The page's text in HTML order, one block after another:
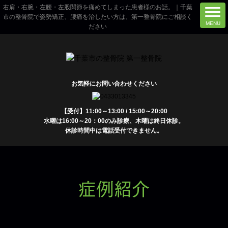
右肩・右腕・左腰・左股関節を痛めてしまった患者様のお話。｜千葉
市の整骨院で姿勢矯正、腰痛を治したい方は、第一整骨院にご相談く
ださい
お気軽にお問い合わせください
【受付】11:00～13:00 / 15:00～20:00
水曜は16:00～20：00のみ診療、木曜は終日休診。
休診時間中は電話受付できません。
症例紹介